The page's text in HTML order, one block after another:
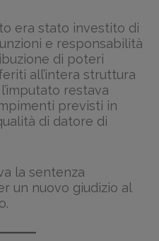
era stato investito di
e responsabilità
di poteri
all’intera struttura
restava
previsti in
di datore di
la sentenza
un nuovo giudizio al